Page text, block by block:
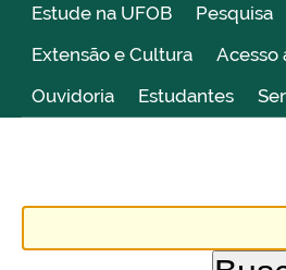
Estude na UFOB
Pesquisa
Extensão e Cultura
Acesso
Ouvidoria
Estudantes